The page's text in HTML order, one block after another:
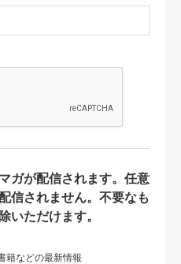
ガが配信されます。任意
信されません。不要なも
いただけます。
籍などの最新情報